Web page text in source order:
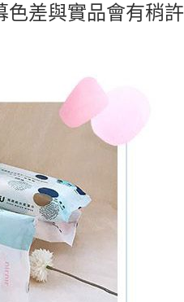
色差與實品會有稍許